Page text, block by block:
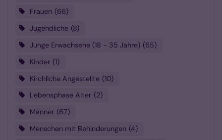
Frauen
66
Jugendliche 8
Junge Erwachsene (18 - 35 Jahre) 65
Kinder 1
Kirchliche Angestellte 10
Lebensphase Alter 2
Männer 67
Menschen mit Behinderungen 4